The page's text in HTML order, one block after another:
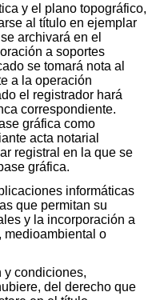
y el plano topográfico,
al título en ejemplar
archivará en el
a soportes
se tomará nota al
a la operación
el registrador hará
correspondiente.
gráfica como
acta notarial
registral en la que se
gráfica.
informáticas
que permitan su
y la incorporación a
medioambiental o
y condiciones,
del derecho que